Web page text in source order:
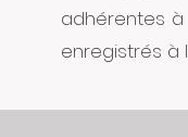
adhérentes
enregistrés à